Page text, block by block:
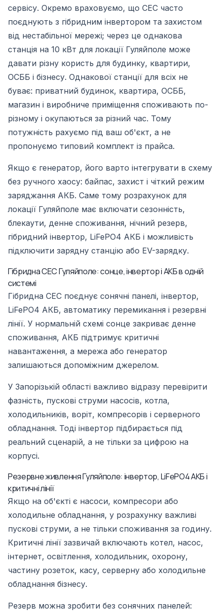
сервісу. Окремо враховуємо, що СЕС часто
поєднують з гібридним інвертором та захистом
від нестабільної мережі; через це однакова
станція на 10 кВт для локації Гуляйполе може
давати різну користь для будинку, квартири,
ОСББ і бізнесу. Однакової станції для всіх не
буває: приватний будинок, квартира, ОСББ,
магазин і виробниче приміщення споживають по-
різному і окупаються за різний час. Тому
потужність рахуємо під ваш об'єкт, а не
пропонуємо типовий комплект із прайса.
Якщо є генератор, його варто інтегрувати в схему
без ручного хаосу: байпас, захист і чіткий режим
заряджання АКБ. Саме тому розрахунок для
локації Гуляйполе має включати сезонність,
блекаути, денне споживання, нічний резерв,
гібридний інвертор, LiFePO4 АКБ і можливість
підключити зарядну станцію або EV-зарядку.
Гібридна СЕС Гуляйполе: сонце, інвертор і АКБ в одній
системі
Гібридна СЕС поєднує сонячні панелі, інвертор,
LiFePO4 АКБ, автоматику перемикання і резервні
лінії. У нормальній схемі сонце закриває денне
споживання, АКБ підтримує критичні
навантаження, а мережа або генератор
залишаються допоміжним джерелом.
У Запорізькій області важливо відразу перевірити
фазність, пускові струми насосів, котла,
холодильників, воріт, компресорів і серверного
обладнання. Тоді інвертор підбирається під
реальний сценарій, а не тільки за цифрою на
корпусі.
Резервне живлення Гуляйполе: інвертор, LiFePO4 АКБ і
критичні лінії
Якщо на об'єкті є насоси, компресори або
холодильне обладнання, у розрахунку важливі
пускові струми, а не тільки споживання за годину.
Критичні лінії зазвичай включають котел, насос,
інтернет, освітлення, холодильник, охорону,
частину розеток, касу, серверну або холодильне
обладнання бізнесу.
Резерв можна зробити без сонячних панелей: